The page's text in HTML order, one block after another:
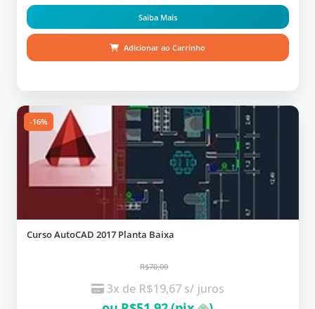
Saiba Mais
Adicionar ao Carrinho
-16%
Curso AutoCAD 2017 Planta Baixa
R$70,00
3x de R$19,67 s/ juros